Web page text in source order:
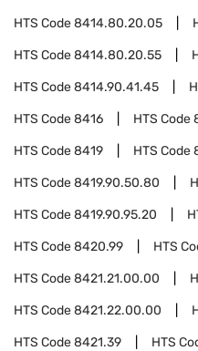
HTS Code8414.80.20.05
HTS Code8414.80.20.55
HTS Code8414.90.41.45
HTS Code8416 HTS Code
HTS Code8419 HTS Code
HTS Code8419.90.50.80
HTS Code8419.90.95.20
HTS Code8420.99 HTS
HTS Code8421.21.00.00
HTS Code8421.22.00.00
HTS Code8421.39 HTS